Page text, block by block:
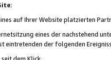
:
auf Ihrer Website platzierten
eines der nachstehend
eintretenden der folgenden
dem Klick,